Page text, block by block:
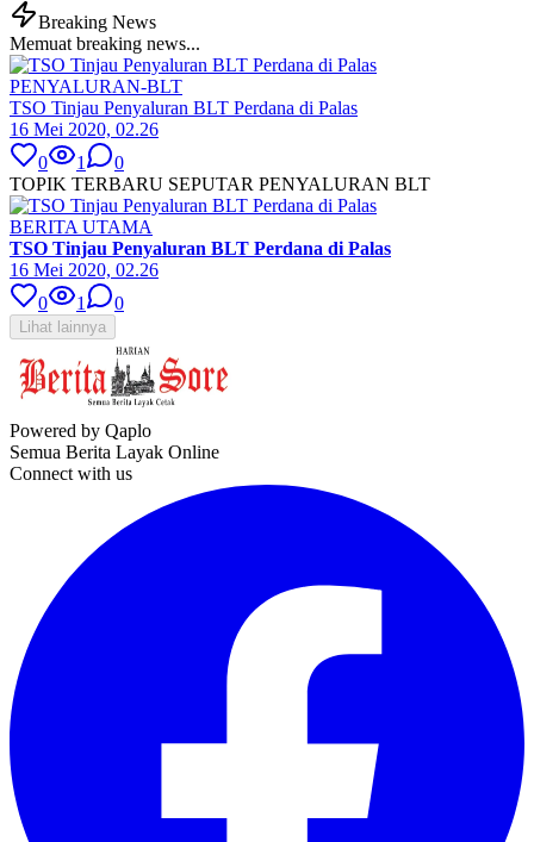
Breaking News
Memuat breaking news...
PENYALURAN-BLT
TSO Tinjau Penyaluran BLT Perdana di Palas
16 Mei 2020, 02.26
0
1
0
TOPIK TERBARU SEPUTAR PENYALURAN BLT
BERITA UTAMA
TSO Tinjau Penyaluran BLT Perdana di Palas
16 Mei 2020, 02.26
0
1 0
Lihat lainnya
Powered by Qaplo
Semua Berita Layak Online
Connect with us